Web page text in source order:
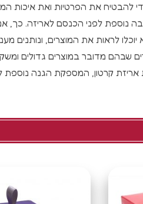
להבטיח את הפרטיות ואת איכות
נוספת לפני הכנסם לאריזה. כך,
לראות את המוצרים, ונותנים
שבהם מדובר במוצרים גדולים
קרטון, המספקת הגנה נוספת